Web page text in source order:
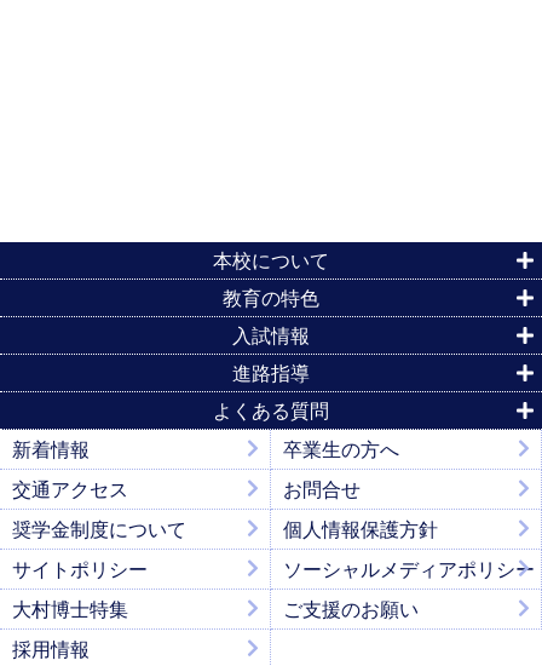
本校について
教育の特色
入試情報
進路指導
よくある質問
新着情報
卒業生の方へ
交通アクセス
お問合せ
奨学金制度について
個人情報保護方針
サイトポリシー
ソーシャルメディアポリシー
大村博士特集
ご支援のお願い
採用情報